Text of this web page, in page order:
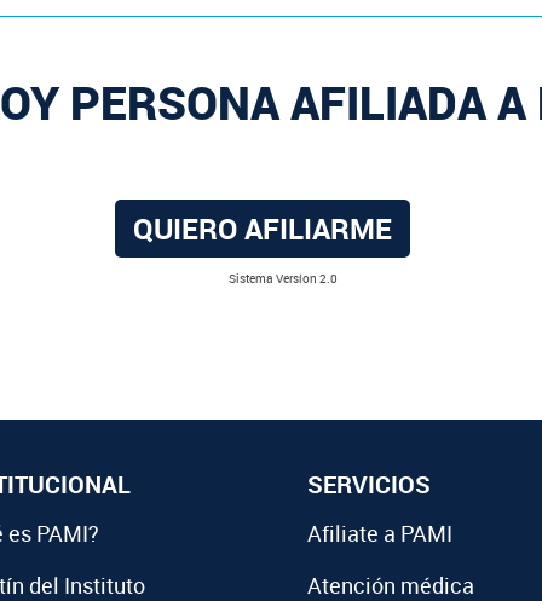
PERSONA AFILIADA
QUIERO AFILIARME
Sistema Versíon 2.0
es PAMI?
del Instituto
SERVICIOS
Afiliate a PAMI
Atención médica